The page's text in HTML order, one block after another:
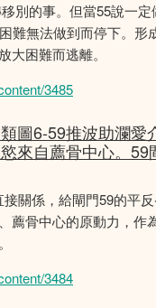
別的事。但當55說一
難無法做到而停下。形
大困難而逃離。
3485
圖6-59推波助瀾愛
來自薦骨中心。59
關係，給閘門59的平
薦骨中心的原動力，作
3484